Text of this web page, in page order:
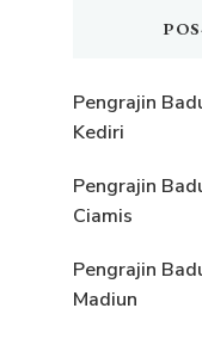
Pengrajin
Kediri
Pengrajin
Ciamis
Pengrajin
Madiun